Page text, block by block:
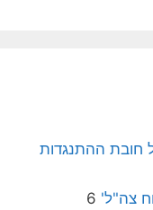
חובת ההתנגדות
צה"ל' 6